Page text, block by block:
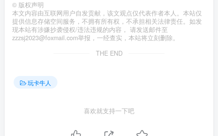
© 版权声明
本文内容由互联网用户自发贡献，该文观点仅代表作者本人。本站仅
提供信息存储空间服务，不拥有所有权，不承担相关法律责任。如发
现本站有涉嫌抄袭侵权/违法违规的内容， 请发送邮件至
zzzsj2023@foxmail.com举报，一经查实，本站将立刻删除。
THE END
玩卡牛人
喜欢就支持一下吧